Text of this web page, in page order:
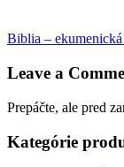
Navigácia
v
Biblia –
Leave a
Prepáčte, ale pred
Kategórie